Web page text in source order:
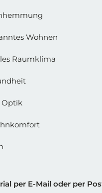
Wohnen
Raumklima
Optik
per E-Mail oder per